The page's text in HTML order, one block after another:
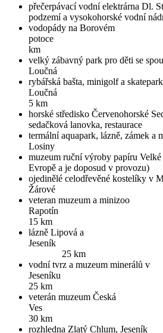
přečerpávací vodní elektrárna Dl.
podzemí a vysokohorské
vodopády na Borovém
km
velký zábavný park pro děti se
Loučná
rybářská bašta, minigolf a skatepark
5 km
horské středisko Červenohorské
sedačková lanovka,
termální aquapark, lázně, zámek a
Losiny
muzeum ruční výroby papíru
Evropě a je doposud v
ojedinělé celodřevěné kostelíky v
Žárové
veteran muzeum a minizoo
15 km
lázně Lipová a
25 km
vodní tvrz a muzeum minerálů v
25 km
veterán muzeum Česká
30 km
rozhledna Zlatý Chlum, Jeseník